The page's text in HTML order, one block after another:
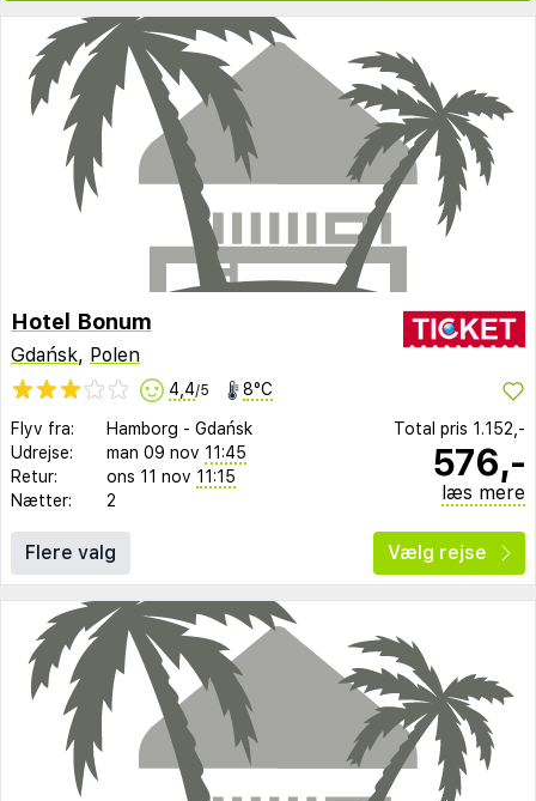
Hotel Bonum
Gdańsk, Polen
4,4/5 8°C
Flyv fra: Hamborg - Gdańsk
Udrejse:
man 09 nov 11:45
Retur:
ons 11 nov 11:15
Nætter:
2
Total pris 1.152,-
576,-
læs mere
Flere valg Vælg rejse